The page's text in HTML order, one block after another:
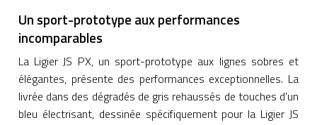
Un sport-prototype aux performances
incomparables
La Ligier JS PX, un sport-prototype aux lignes sobres et
élégantes, présente des performances exceptionnelles. La
livrée dans des dégradés de gris rehaussés de touches d'un
bleu électrisant, dessinée spécifiquement pour la Ligier JS